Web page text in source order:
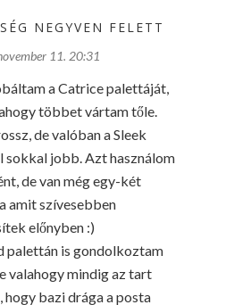
NEGYVEN FELETT
11. 20:31
a Catrice palettáját,
többet vártam tőle.
de valóban a Sleek
sokkal jobb. Azt használom
de van még egy-két
amit szívesebben
előnyben :)
palettán is gondolkoztam
valahogy mindig az tart
hogy bazi drága a posta